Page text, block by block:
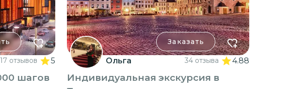
17 отзывов 5
шагов
Заказать
Ольга 34 отзыва 4.88
Индивидуальная экскурсия в